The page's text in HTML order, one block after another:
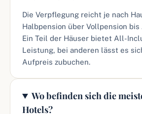
Die Verpflegung reicht je nach
Halbpension über Vollpension
Ein Teil der Häuser bietet All-
Leistung, bei anderen lässt es
Aufpreis zubuchen.
Wo befinden sich die
Hotels?